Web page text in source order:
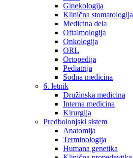
Ginekologija
Klinična stomatologija
Medicina dela
Oftalmologija
Onkologija
ORL
Ortopedija
Pediatrija
Sodna medicina
6. letnik
Družinska medicina
Interna medicina
Kirurgija
Predbolonjski sistem
Anatomija
Terminologija
Humana genetika